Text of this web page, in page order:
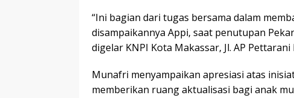
“Ini bagian dari tugas bersama dalam
disampaikannya Appi, saat penutupan
digelar KNPI Kota Makassar, Jl. AP
Munafri menyampaikan apresiasi atas
memberikan ruang aktualisasi bagi anak